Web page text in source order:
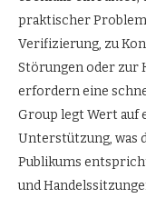
praktischer
Verifizierung, zu
Störungen oder zur
erfordern eine
Group legt Wert auf
Unterstützung, was
Publikums
und